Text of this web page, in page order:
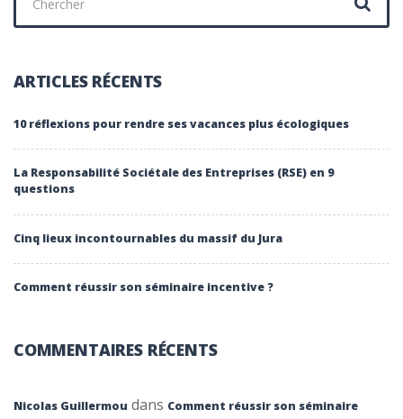
ARTICLES RÉCENTS
10 réflexions pour rendre ses vacances plus écologiques
La Responsabilité Sociétale des Entreprises (RSE) en 9
questions
Cinq lieux incontournables du massif du Jura
Comment réussir son séminaire incentive ?
COMMENTAIRES RÉCENTS
Nicolas Guillermou dans Comment réussir son séminaire